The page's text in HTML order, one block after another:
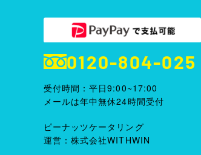
0120-804-025
受付時間：平日9:00~17:00
メールは年中無休24時間受付
ピーナッツケータリング
運営：株式会社WITHWIN